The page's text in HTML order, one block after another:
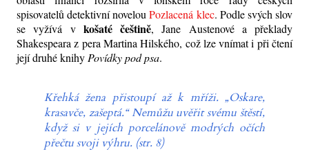
spisovatelů detektivní novelouPozlacená klec. Podle svých slov
se vyžívá v košaté češtině, Jane Austenové a překlady
Shakespeara z pera Martina Hilského, což lze vnímat i při čtení
její druhé knihy Povídky pod psa.
Křehká žena přistoupí až k mříži. „Oskare,
krasavče, zašeptá.“ Nemůžu uvěřit svému štěstí,
když si v jejích porcelánově modrých očích
přečtu svoji výhru. (str. 8)